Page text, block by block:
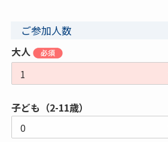
ご参加人数
大人
子ども（2-11歳）